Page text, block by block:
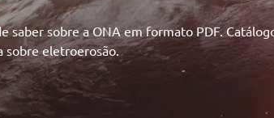
saber sobre a ONA em formato PDF.
sobre eletroerosão.